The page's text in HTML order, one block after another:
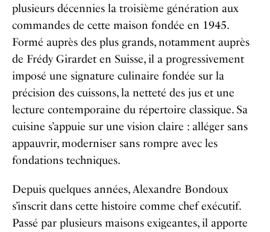
plusieurs décennies la troisième génération aux
commandes de cette maison fondée en 1945.
Formé auprès des plus grands, notamment auprès
de Frédy Girardet en Suisse, il a progressivement
imposé une signature culinaire fondée sur la
précision des cuissons, la netteté des jus et une
lecture contemporaine du répertoire classique. Sa
cuisine s’appuie sur une vision claire : alléger sans
appauvrir, moderniser sans rompre avec les
fondations techniques.
Depuis quelques années, Alexandre Bondoux
s’inscrit dans cette histoire comme chef exécutif.
Passé par plusieurs maisons exigeantes, il apporte